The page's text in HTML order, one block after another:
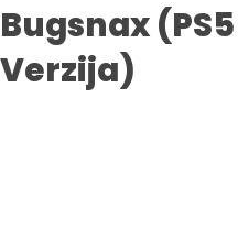
Bugsnax (PS5
Verzija)